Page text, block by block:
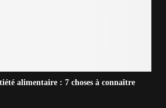
alimentaire : 7 choses à connaître